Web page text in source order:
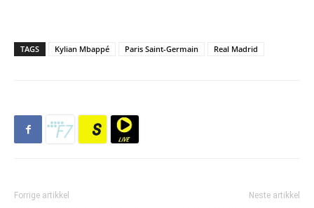
TAGS Kylian Mbappé Paris Saint-Germain Real Madrid
Forrige artikkel Neste artikkel